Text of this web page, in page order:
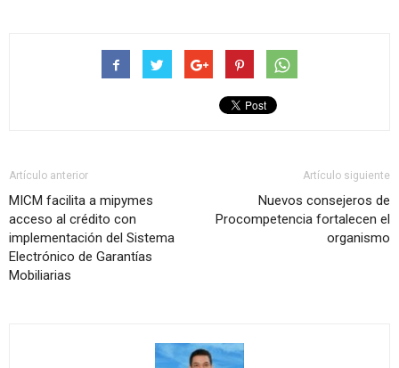
Artículo anterior
MICM facilita a mipymes
acceso al crédito con
implementación del Sistema
Electrónico de Garantías
Mobiliarias
Artículo siguiente
Nuevos consejeros de
Procompetencia fortalecen el
organismo